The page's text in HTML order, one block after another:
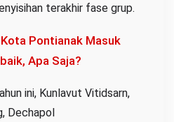
terakhir fase grup.
Pontianak Masuk
Apa Saja?
ini, Kunlavut Vitidsarn,
Dechapol